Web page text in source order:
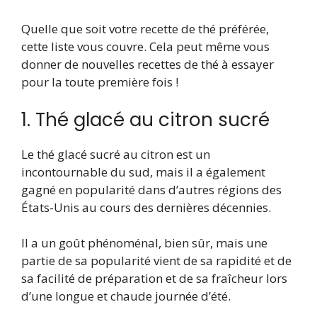
Quelle que soit votre recette de thé préférée,
cette liste vous couvre. Cela peut même vous
donner de nouvelles recettes de thé à essayer
pour la toute première fois !
1. Thé glacé au citron sucré
Le thé glacé sucré au citron est un
incontournable du sud, mais il a également
gagné en popularité dans d’autres régions des
États-Unis au cours des dernières décennies.
Il a un goût phénoménal, bien sûr, mais une
partie de sa popularité vient de sa rapidité et de
sa facilité de préparation et de sa fraîcheur lors
d’une longue et chaude journée d’été.